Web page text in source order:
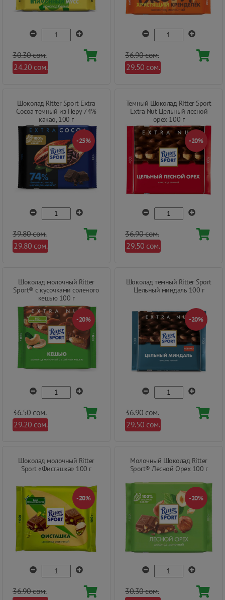
30.30 сом.
24.20 сом.
36.90 сом.
29.50 сом.
Шоколад Ritter Sport Extra
Cocoa темный из Перу 74%
какао, 100 г
-25%
39.80 сом.
29.80 сом.
Темный Шоколад Ritter Sport
Extra Nut Цельный лесной
орех 100 г
-20%
36.90 сом.
29.50 сом.
Шоколад молочный Ritter
Sport® с кусочками соленого
кешью 100 г
-20%
36.50 сом.
29.20 сом.
Шоколад темный Ritter Sport
Цельный миндаль 100 г
-20%
36.90 сом.
29.50 сом.
Шоколад молочный Ritter
Sport «Фисташка» 100 г
-20%
36.90 сом.
Молочный Шоколад Ritter
Sport® Лесной Орех 100 г
-20%
30.30 сом.